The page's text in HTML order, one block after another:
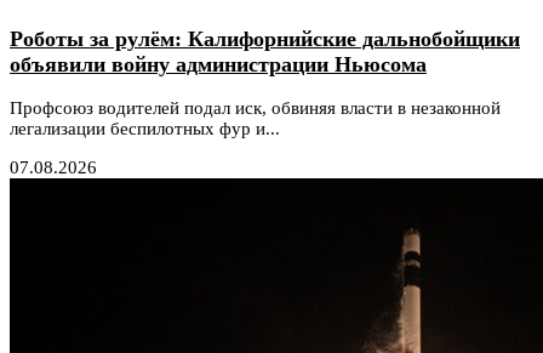
Роботы за рулём: Калифорнийские дальнобойщики
объявили войну администрации Ньюсома
Профсоюз водителей подал иск, обвиняя власти в незаконной
легализации беспилотных фур и...
07.08.2026